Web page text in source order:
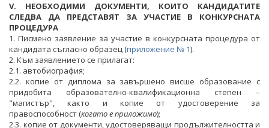
V. НЕОБХОДИМИ ДОКУМЕНТИ, КОИТО КАНДИДАТИТЕ
СЛЕДВА ДА ПРЕДСТАВЯТ ЗА УЧАСТИЕ В КОНКУРСНАТА
ПРОЦЕДУРА
1. Писмено заявление за участие в конкурсната процедура от
кандидата съгласно образец (приложение № 1).
2. Към заявлението се прилагат:
2.1. автобиография;
2.2. копие от диплома за завършено висше образование с
придобита образователно-квалификационна степен –
"магистър", както и копие от удостоверение за
правоспособност (когато е приложимо);
2.3. копие от документи, удостоверяващи продължителността и